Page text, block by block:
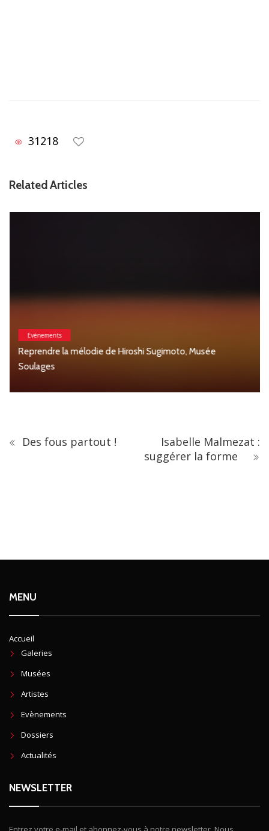
31218
Related Articles
Evènements
Reprendre la mélodie de Hiroshi Sugimoto, Musée
Soulages
Des fous partout !
Isabelle Malmezat :
suggérer la forme
MENU
Accueil
Galeries
Musées
Artistes
Evènements
Dossiers
Actualités
NEWSLETTER